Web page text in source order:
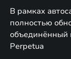
В рамках
полностью
объединённый
Perpetua